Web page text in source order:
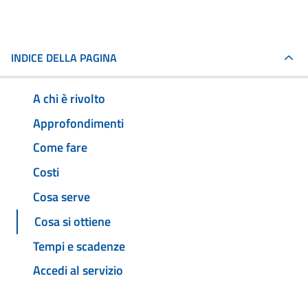
INDICE DELLA PAGINA
A chi è rivolto
Approfondimenti
Come fare
Costi
Cosa serve
Cosa si ottiene
Tempi e scadenze
Accedi al servizio